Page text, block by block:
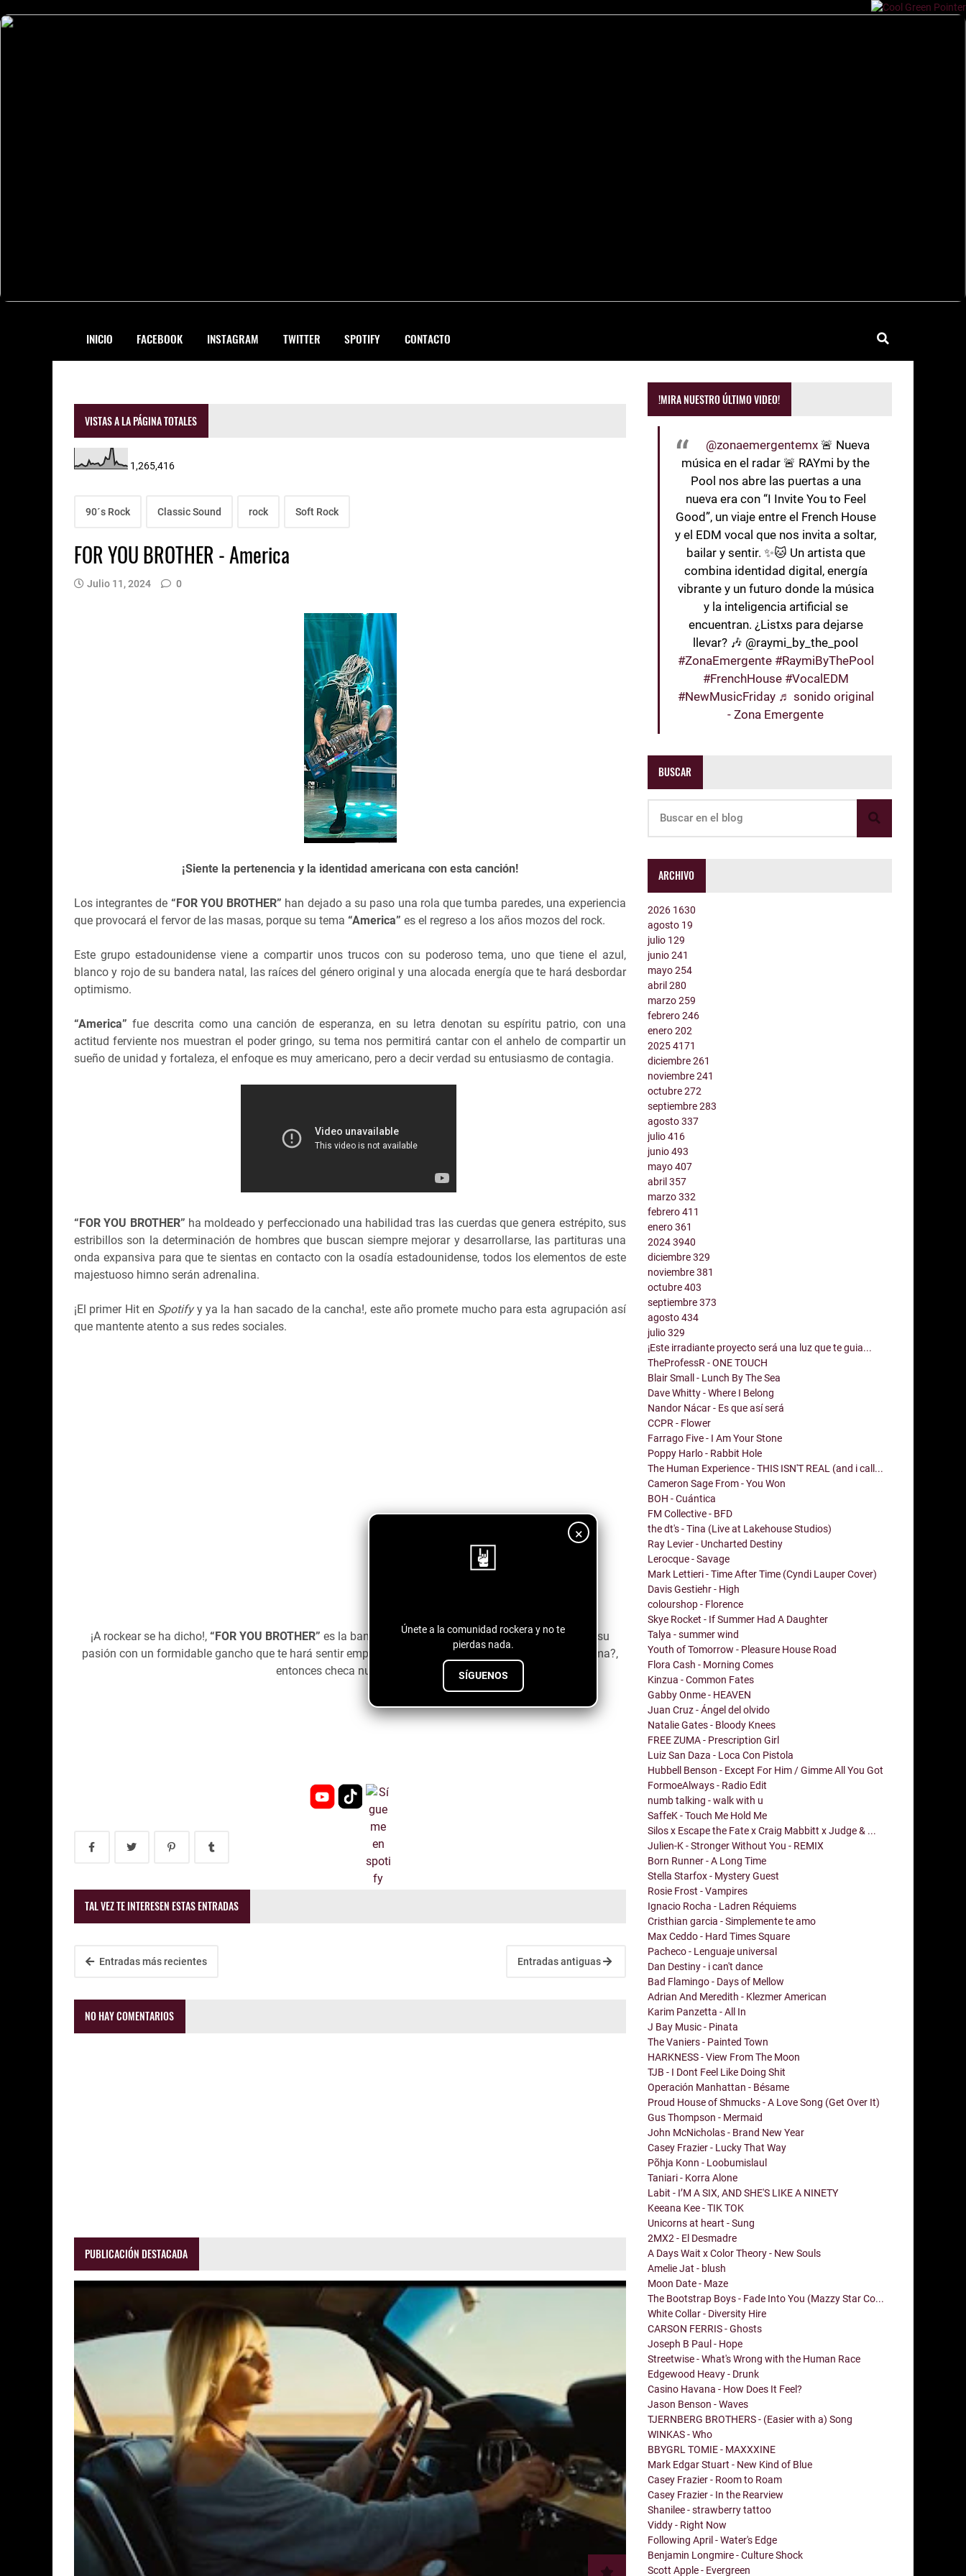
INICIO FACEBOOK INSTAGRAM TWITTER SPOTIFY CONTACTO
×
Únete a la comunidad rockera y no te
pierdas nada.
SÍGUENOS
VISTAS A LA PÁGINA TOTALES
1,265,416
90´s Rock Classic Sound rock Soft Rock
FOR YOU BROTHER - America
Julio 11, 2024 0
¡Siente la pertenencia y la identidad americana con esta canción!
Los integrantes de “FOR YOU BROTHER” han dejado a su paso una rola que tumba paredes, una experiencia
que provocará el fervor de las masas, porque su tema “America” es el regreso a los años mozos del rock.
Este grupo estadounidense viene a compartir unos trucos con su poderoso tema, uno que tiene el azul,
blanco y rojo de su bandera natal, las raíces del género original y una alocada energía que te hará desbordar
optimismo.
“America” fue descrita como una canción de esperanza, en su letra denotan su espíritu patrio, con una
actitud ferviente nos muestran el poder gringo, su tema nos permitirá cantar con el anhelo de compartir un
sueño de unidad y fortaleza, el enfoque es muy americano, pero a decir verdad su entusiasmo de contagia.
“FOR YOU BROTHER” ha moldeado y perfeccionado una habilidad tras las cuerdas que genera estrépito, sus
estribillos son la determinación de hombres que buscan siempre mejorar y desarrollarse, las partituras una
onda expansiva para que te sientas en contacto con la osadía estadounidense, todos los elementos de este
majestuoso himno serán adrenalina.
¡El primer Hit en Spotifyy ya la han sacado de la cancha!, este año promete mucho para esta agrupación así
que mantente atento a sus redes sociales.
¡A rockear se ha dicho!, “FOR YOU BROTHER” es la banda que te contagia su energía, su ideología y su
pasión con un formidable gancho que te hará sentir empoderado, ¿quieres saber de qué se trata su tema?,
entonces checa nuestra nota.
TAL VEZ TE INTERESEN ESTAS ENTRADAS
Entradas más recientes Entradas antiguas
NO HAY COMENTARIOS
PUBLICACIÓN DESTACADA
!MIRA NUESTRO ÚLTIMO VIDEO!
@zonaemergentemx 🚨 Nueva
música en el radar 🚨 RAYmi by the
Pool nos abre las puertas a una
nueva era con “I Invite You to Feel
Good”, un viaje entre el French House
y el EDM vocal que nos invita a soltar,
bailar y sentir. ✨🐱 Un artista que
combina identidad digital, energía
vibrante y un futuro donde la música
y la inteligencia artificial se
encuentran. ¿Listxs para dejarse
llevar? 🎶 @raymi_by_the_pool
#ZonaEmergente #RaymiByThePool
#FrenchHouse #VocalEDM
#NewMusicFriday ♬ sonido original
- Zona Emergente
BUSCAR
ARCHIVO
2026 1630
agosto 19
julio 129
junio241
mayo254
abril280
marzo259
febrero246
enero202
20254171
diciembre261
noviembre241
octubre272
septiembre283
agosto337
julio416
junio493
mayo407
abril357
marzo332
febrero411
enero361
20243940
diciembre329
noviembre381
octubre403
septiembre373
agosto434
julio329
¡Este irradiante proyecto será una luz que te guia...
TheProfessR - ONE TOUCH
Blair Small - Lunch By The Sea
Dave Whitty - Where I Belong
Nandor Nácar - Es que así será
CCPR - Flower
Farrago Five - I Am Your Stone
Poppy Harlo - Rabbit Hole
The Human Experience - THIS ISN'T REAL (and i call...
Cameron Sage From - You Won
BOH - Cuántica
FM Collective - BFD
the dt's - Tina (Live at Lakehouse Studios)
Ray Levier - Uncharted Destiny
Lerocque - Savage
Mark Lettieri - Time After Time (Cyndi Lauper Cover)
Davis Gestiehr - High
colourshop - Florence
Skye Rocket - If Summer Had A Daughter
Talya - summer wind
Youth of Tomorrow - Pleasure House Road
Flora Cash - Morning Comes
Kinzua - Common Fates
Gabby Onme - HEAVEN
Juan Cruz - Ángel del olvido
Natalie Gates - Bloody Knees
FREE ZUMA - Prescription Girl
Luiz San Daza - Loca Con Pistola
Hubbell Benson - Except For Him / Gimme All You Got
FormoeAlways - Radio Edit
numb talking - walk with u
SaffeK - Touch Me Hold Me
Silos x Escape the Fate x Craig Mabbitt x Judge & ...
Julien-K - Stronger Without You - REMIX
Born Runner - A Long Time
Stella Starfox - Mystery Guest
Rosie Frost - Vampires
Ignacio Rocha - Ladren Réquiems
Cristhian garcia - Simplemente te amo
Max Ceddo - Hard Times Square
Pacheco - Lenguaje universal
Dan Destiny - i can't dance
Bad Flamingo - Days of Mellow
Adrian And Meredith - Klezmer American
Karim Panzetta - All In
J Bay Music - Pinata
The Vaniers - Painted Town
HARKNESS - View From The Moon
TJB - I Dont Feel Like Doing Shit
Operación Manhattan - Bésame
Proud House of Shmucks - A Love Song (Get Over It)
Gus Thompson - Mermaid
John McNicholas - Brand New Year
Casey Frazier - Lucky That Way
Põhja Konn - Loobumislaul
Taniari - Korra Alone
Labit - I’M A SIX, AND SHE'S LIKE A NINETY
Keeana Kee - TIK TOK
Unicorns at heart - Sung
2MX2 - El Desmadre
A Days Wait x Color Theory - New Souls
Amelie Jat - blush
Moon Date - Maze
The Bootstrap Boys - Fade Into You (Mazzy Star Co...
White Collar - Diversity Hire
CARSON FERRIS - Ghosts
Joseph B Paul - Hope
Streetwise - What's Wrong with the Human Race
Edgewood Heavy - Drunk
Casino Havana - How Does It Feel?
Jason Benson - Waves
TJERNBERG BROTHERS - (Easier with a) Song
WINKAS - Who
BBYGRL TOMIE - MAXXXINE
Mark Edgar Stuart - New Kind of Blue
Casey Frazier - Room to Roam
Casey Frazier - In the Rearview
Shanilee - strawberry tattoo
Viddy - Right Now
Following April - Water's Edge
Benjamin Longmire - Culture Shock
Scott Apple - Evergreen